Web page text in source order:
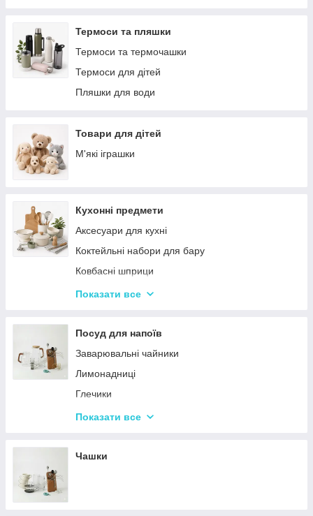
Мангали
Набори для пікніка
Туристичні килимки
Палатки
Меблі для кемпінгу
Спальні мішки
Сміттєві відра
Новогодний декор
Декоративні таці
Цукерки
Серветниці
Годинник настінний
Підсвічники
Вази для квітів
Статуетки
Термоси та пляшки
Термоси та термочашки
Термоси для дітей
Пляшки для води
Товари для дітей
М'які іграшки
Кухонні предмети
Аксесуари для кухні
Коктейльні набори для бару
Ковбасні шприци
Кухонні підставки
Терки
Набори для спецій
Ємності для зберігання
Набори кухонних ножів і лопаток
Маслянки
Показати все
Посуд для напоїв
Заварювальні чайники
Лимонадниці
Глечики
Склянки
Келихи
Показати все
Чашки